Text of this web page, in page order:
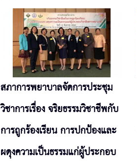
สภาการพยาบาลจัดการประชุม
วิชาการเรื่อง จริยธรรมวิชาชีพกับ
การถูกร้องเรียน การปกป้องและ
ผดุงความเป็นธรรมแก่ผู้ประกอบ